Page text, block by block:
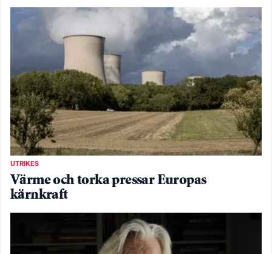
UTRIKES
Värme och torka pressar Europas
kärnkraft